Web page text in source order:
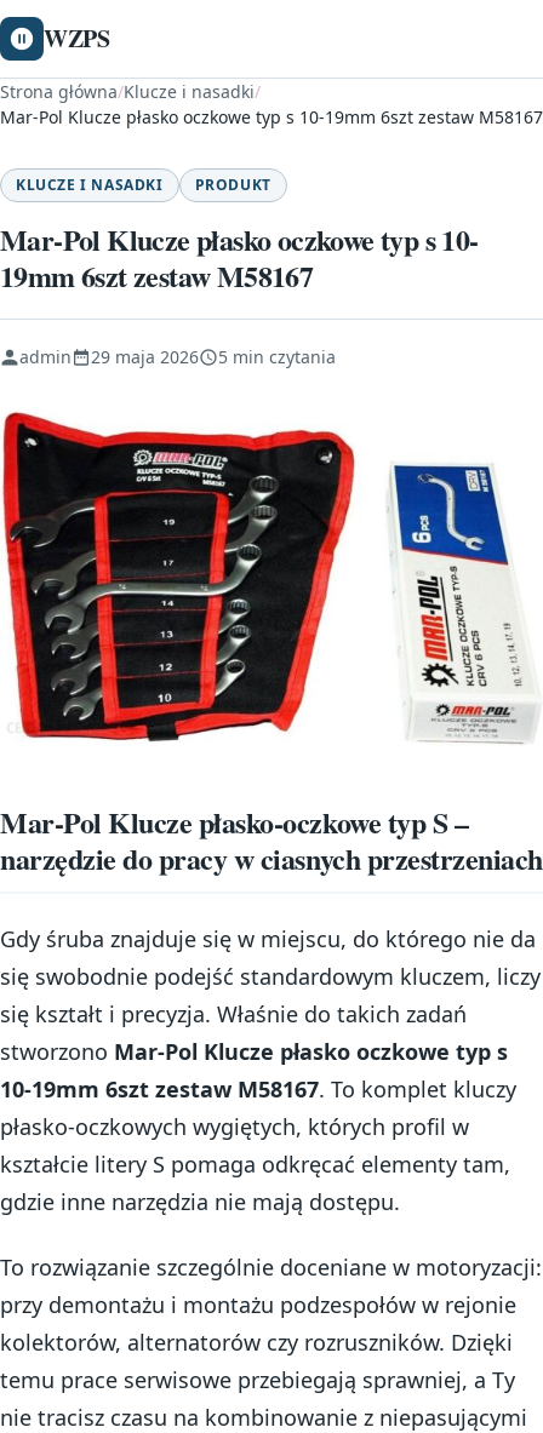
WZPS
Strona główna/Klucze i nasadki/
Mar-Pol Klucze płasko oczkowe typ s 10-19mm 6szt zestaw M58167
KLUCZE I NASADKI PRODUKT
Mar-Pol Klucze płasko oczkowe typ s 10-
19mm 6szt zestaw M58167
admin 29 maja 2026 5 min czytania
Mar-Pol Klucze płasko-oczkowe typ S –
narzędzie do pracy w ciasnych przestrzeniach
Gdy śruba znajduje się w miejscu, do którego nie da
się swobodnie podejść standardowym kluczem, liczy
się kształt i precyzja. Właśnie do takich zadań
stworzono Mar-Pol Klucze płasko oczkowe typ s
10-19mm 6szt zestaw M58167. To komplet kluczy
płasko-oczkowych wygiętych, których profil w
kształcie litery S pomaga odkręcać elementy tam,
gdzie inne narzędzia nie mają dostępu.
To rozwiązanie szczególnie doceniane w motoryzacji:
przy demontażu i montażu podzespołów w rejonie
kolektorów, alternatorów czy rozruszników. Dzięki
temu prace serwisowe przebiegają sprawniej, a Ty
nie tracisz czasu na kombinowanie z niepasującymi